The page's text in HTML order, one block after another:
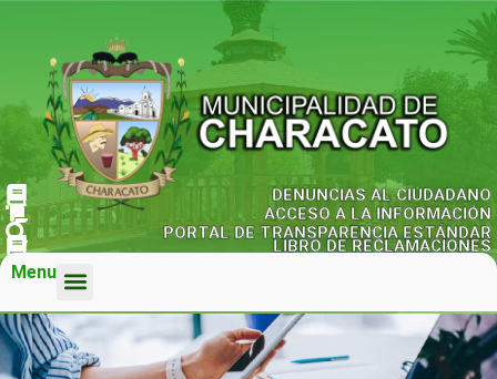
DENUNCIAS AL CIUDADANO
ACCESO A LA INFORMACIÓN
PORTAL DE TRANSPARENCIA ESTÁNDAR
LIBRO DE RECLAMACIONES
Menu